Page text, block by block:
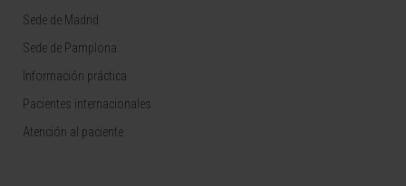
Sede de Madrid
Sede de Pamplona
Información práctica
Pacientes internacionales
Atención al paciente